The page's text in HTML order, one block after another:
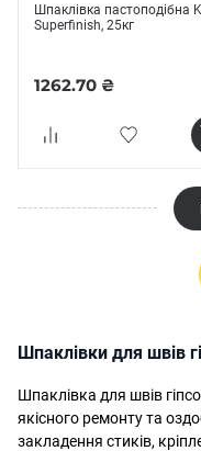
Шпаклівка пастоподібна
Superfinish, 25кг
1262.70 ₴
Шпаклівки для швів
Шпаклівка для швів
якісного ремонту та
закладення стиків,